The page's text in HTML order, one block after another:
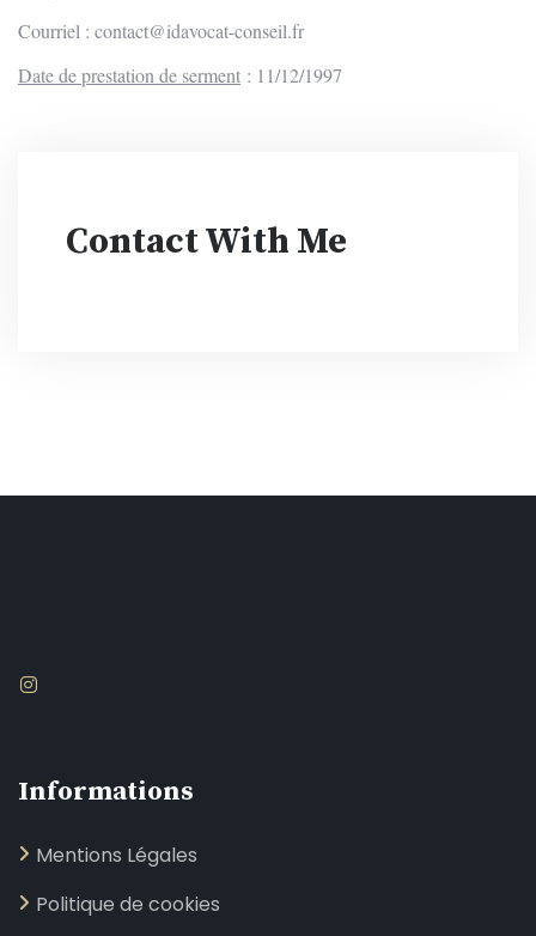
Courriel : contact@idavocat-conseil.fr
Date de prestation de serment : 11/12/1997
Contact With Me
Informations
Mentions Légales
Politique de cookies